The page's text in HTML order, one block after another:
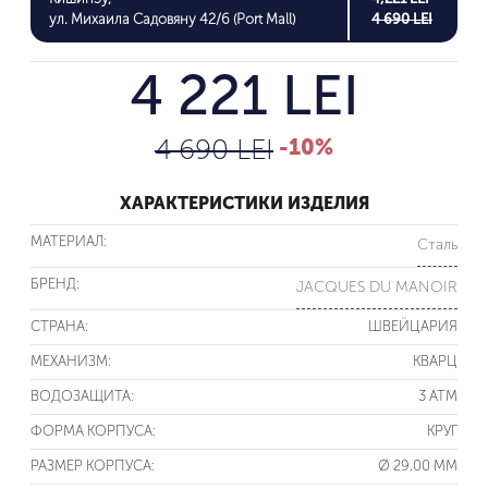
ул. Михаила Садовяну 42/6 (Port Mall)
4 690 LEI
4 221 LEI
4 690 LEI -10%
ХАРАКТЕРИСТИКИ ИЗДЕЛИЯ
МАТЕРИАЛ: Сталь
БРЕНД: JACQUES DU MANOIR
СТРАНА: ШВЕЙЦАРИЯ
МЕХАНИЗМ: КВАРЦ
ВОДОЗАЩИТА: 3 ATM
ФОРМА КОРПУСА: КРУГ
РАЗМЕР КОРПУСА: Ø 29.00 ММ